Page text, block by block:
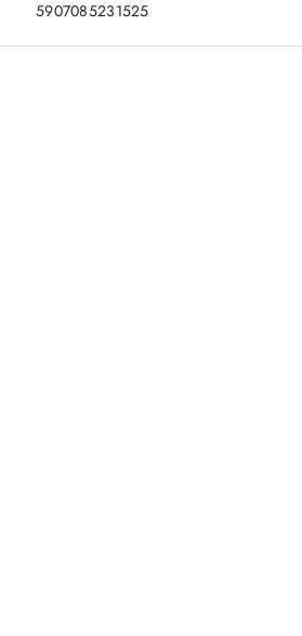
5907085231525